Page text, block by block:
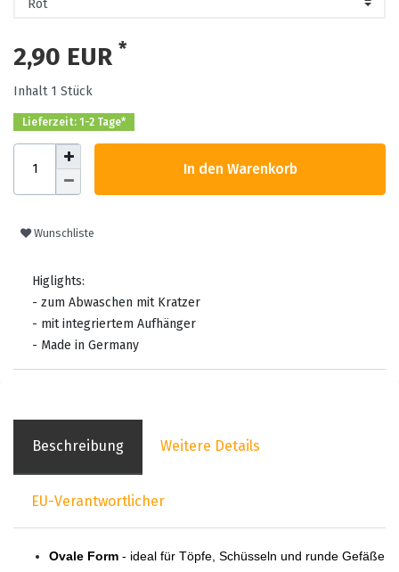
2,90 EUR *
Inhalt 1 Stück
Lieferzeit: 1-2 Tage*
In den Warenkorb
Wunschliste
Higlights:
- zum Abwaschen mit Kratzer
- mit integriertem Aufhänger
- Made in Germany
Beschreibung Weitere Details
EU-Verantwortlicher
Ovale Form - ideal für Töpfe, Schüsseln und runde Gefäße